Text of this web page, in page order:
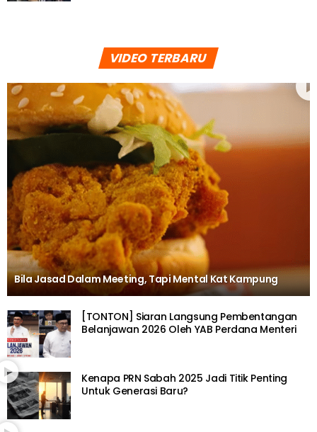
VIDEO TERBARU
Bila Jasad Dalam Meeting, Tapi Mental Kat Kampung
[TONTON] Siaran Langsung Pembentangan
Belanjawan 2026 Oleh YAB Perdana Menteri
Kenapa PRN Sabah 2025 Jadi Titik Penting
Untuk Generasi Baru?